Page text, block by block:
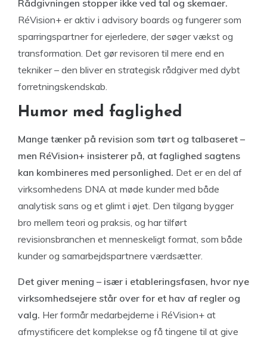
Rådgivningen stopper ikke ved tal og skemaer.
RéVision+ er aktiv i advisory boards og fungerer som
sparringspartner for ejerledere, der søger vækst og
transformation. Det gør revisoren til mere end en
tekniker – den bliver en strategisk rådgiver med dybt
forretningskendskab.
Humor med faglighed
Mange tænker på revision som tørt og talbaseret –
men RéVision+ insisterer på, at faglighed sagtens
kan kombineres med personlighed. Det er en del af
virksomhedens DNA at møde kunder med både
analytisk sans og et glimt i øjet. Den tilgang bygger
bro mellem teori og praksis, og har tilført
revisionsbranchen et menneskeligt format, som både
kunder og samarbejdspartnere værdsætter.
Det giver mening – især i etableringsfasen, hvor nye
virksomhedsejere står over for et hav af regler og
valg. Her formår medarbejderne i RéVision+ at
afmystificere det komplekse og få tingene til at give